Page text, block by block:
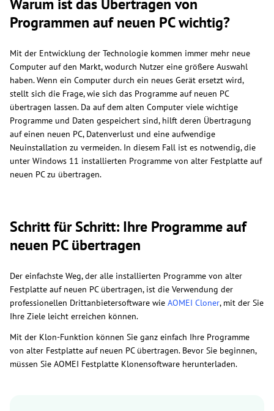
Warum ist das Übertragen von
Programmen auf neuen PC wichtig?
Mit der Entwicklung der Technologie kommen immer mehr neue
Computer auf den Markt, wodurch Nutzer eine größere Auswahl
haben. Wenn ein Computer durch ein neues Gerät ersetzt wird,
stellt sich die Frage, wie sich das Programme auf neuen PC
übertragen lassen. Da auf dem alten Computer viele wichtige
Programme und Daten gespeichert sind, hilft deren Übertragung
auf einen neuen PC, Datenverlust und eine aufwendige
Neuinstallation zu vermeiden. In diesem Fall ist es notwendig, die
unter Windows 11 installierten Programme von alter Festplatte auf
neuen PC zu übertragen.
Schritt für Schritt: Ihre Programme auf
neuen PC übertragen
Der einfachste Weg, der alle installierten Programme von alter
Festplatte auf neuen PC übertragen, ist die Verwendung der
professionellen Drittanbietersoftware wie AOMEI Cloner, mit der Sie
Ihre Ziele leicht erreichen können.
Mit der Klon-Funktion können Sie ganz einfach Ihre Programme
von alter Festplatte auf neuen PC übertragen. Bevor Sie beginnen,
müssen Sie AOMEI Festplatte Klonensoftware herunterladen.